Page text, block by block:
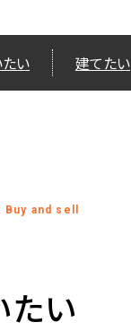
い 建てたい
and sell
たい